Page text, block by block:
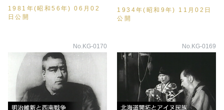
1981年(昭和56年) 06月02
日公開
1934年(昭和9年) 11月02日
公開
No.KG-0170 No.KG-0169